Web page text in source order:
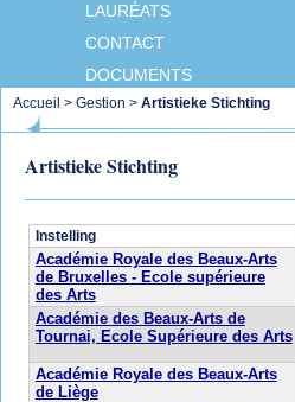
LAURÉATS
CONTACT
DOCUMENTS
Accueil > Gestion > Artistieke Stichting
Artistieke Stichting
Instelling
Académie Royale des Beaux-Arts
de Bruxelles - Ecole supérieure
des Arts
Académie des Beaux-Arts de
Tournai, Ecole Supérieure des Arts
Académie Royale des Beaux-Arts
de Liège